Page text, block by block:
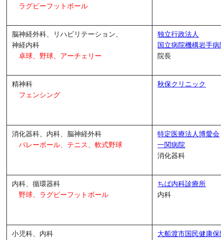
ラグビーフットボール
脳神経外科、リハビリテーション、
神経内科
卓球、野球、アーチェリー
独立行政法人
国立病院機構岩手
院長
精神科
フェンシング
秋保クリニック
消化器科、内科、脳神経外科
バレーボール、テニス、軟式野球
特定医療法人博愛会
一関病院
消化器科
内科、循環器科
野球、ラグビーフットボール
ちば内科診療所
内科
小児科、内科
大船渡市国民健康